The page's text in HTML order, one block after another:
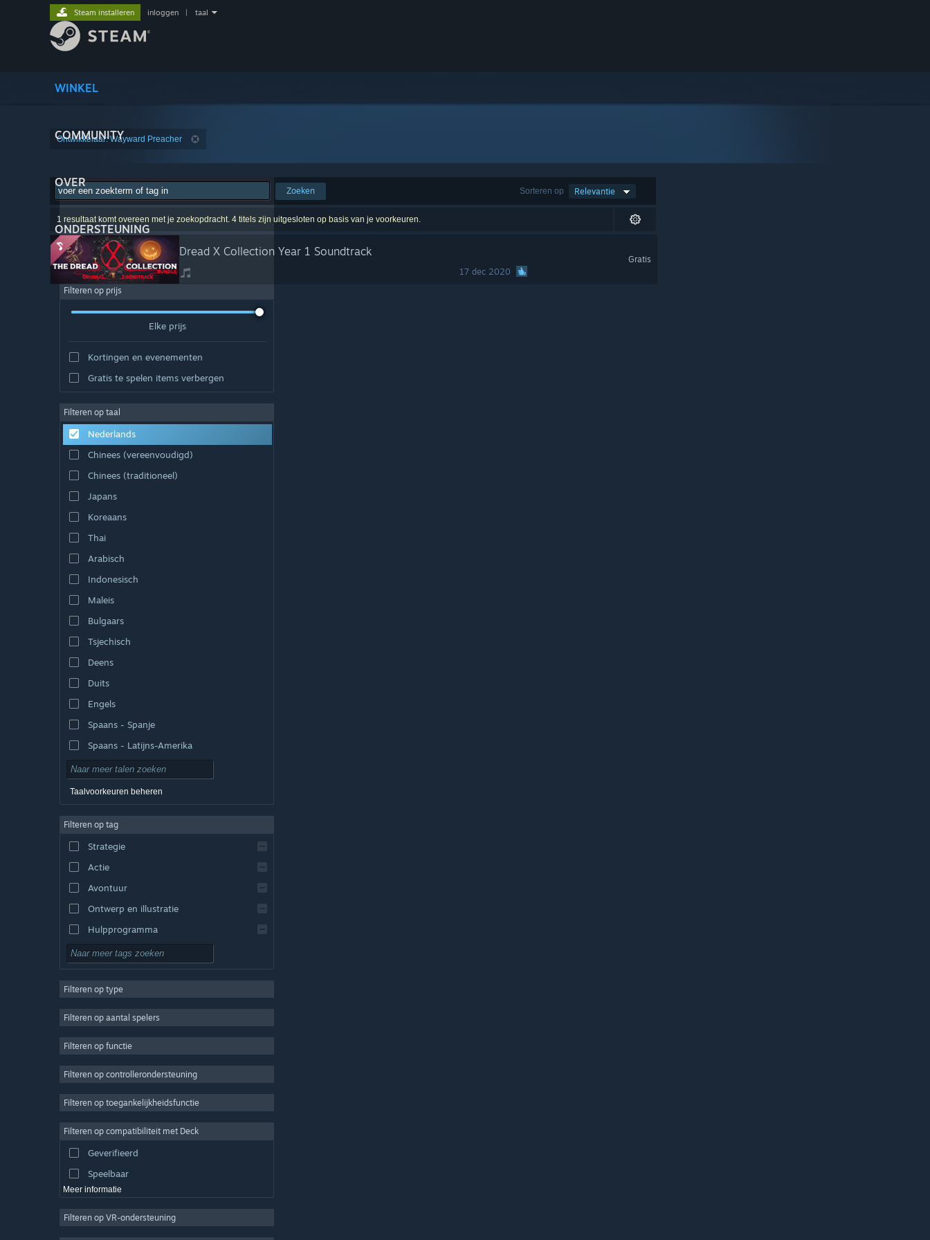
WINKEL
COMMUNITY
OVER
ONDERSTEUNING
Steam installeren inloggen taal
Ontwikkelaar: Wayward Preacher
Sorteren op Relevantie
Zoeken
1 resultaat komt overeen met je zoekopdracht. 4 titels zijn uitgesloten op basis van je voorkeuren.
Dread X Collection Year 1 Soundtrack
17 dec 2020
Gratis
Filteren op prijs
Elke prijs
Kortingen en evenementen
Gratis te spelen items verbergen
Filteren op taal
Nederlands
Chinees (vereenvoudigd)
Chinees (traditioneel)
Japans
Koreaans
Thai
Arabisch
Indonesisch
Maleis
Bulgaars
Tsjechisch
Deens
Duits
Engels
Spaans - Spanje
Spaans - Latijns-Amerika
Taalvoorkeuren beheren
Filteren op tag
Strategie
Actie
Avontuur
Ontwerp en illustratie
Hulpprogramma
Gratis te spelen
MMO
Casual
Sim
Videoproductie
Fotobewerking
Filteren op type
Filteren op aantal spelers
Filteren op functie
Filteren op controllerondersteuning
Filteren op toegankelijkheidsfunctie
Filteren op compatibiliteit met Deck
Geverifieerd
Speelbaar
Meer informatie
Filteren op VR-ondersteuning